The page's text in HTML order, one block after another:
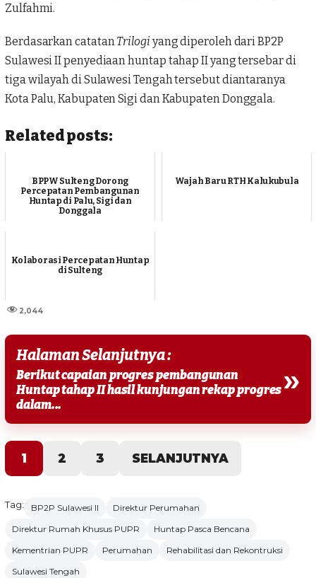
Zulfahmi.
Berdasarkan catatan Trilogi yang diperoleh dariBP2P
Sulawesi IIpenyediaan huntap tahap II yang tersebar di
tiga wilayah di Sulawesi Tengah tersebut diantaranya
Kota Palu, Kabupaten Sigi dan Kabupaten Donggala.
Related posts:
BPPW Sulteng Dorong
Percepatan Pembangunan
Huntap di Palu, Sigi dan
Donggala
Wajah Baru RTH Kalukubula
Kolaborasi Percepatan Huntap
di Sulteng
2,044
Halaman Selanjutnya :
Berikut capaian progres pembangunan
Huntap tahap II hasil kunjungan rekap progres
dalam...
»
1 2 3 SELANJUTNYA
Tag: BP2P Sulawesi II
Direktur Perumahan
Direktur Rumah Khusus PUPR
Huntap Pasca Bencana
Kementrian PUPR
Perumahan
Rehabilitasi dan Rekontruksi
Sulawesi Tengah